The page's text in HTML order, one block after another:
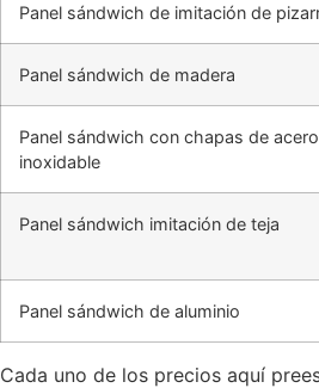
Panel sándwich de imitación de
Panel sándwich de madera
Panel sándwich con chapas de acero
inoxidable
Panel sándwich imitación de teja
Panel sándwich de aluminio
Cada uno de los precios aquí